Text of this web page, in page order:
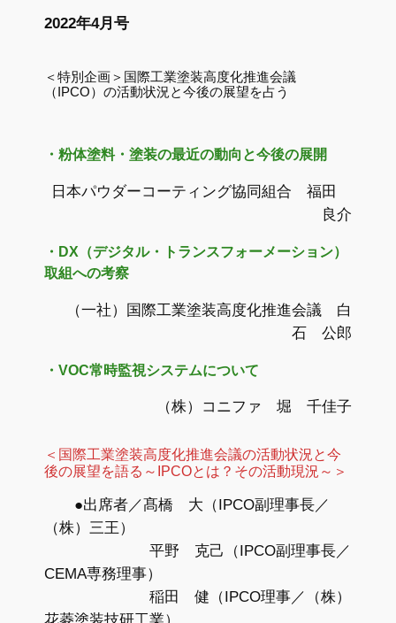
2022年4月号
＜特別企画＞国際工業塗装高度化推進会議
（IPCO）の活動状況と今後の展望を占う
・粉体塗料・塗装の最近の動向と今後の展開
日本パウダーコーティング協同組合 福田
良介
・ DX（デジタル・トランスフォーメーション）
取組への考察
（一社）国際工業塗装高度化推進会議 白
石 公郎
・ VOC常時監視システムについて
（株）コニファ 堀 千佳子
＜国際工業塗装高度化推進会議の活動状況と今
後の展望を語る～IPCOとは？その活動現況～＞
●出席者／髙橋 大（IPCO副理事長／
（株）三王）
平野 克己（IPCO副理事長／
CEMA専務理事）
稲田 健（IPCO理事／（株）